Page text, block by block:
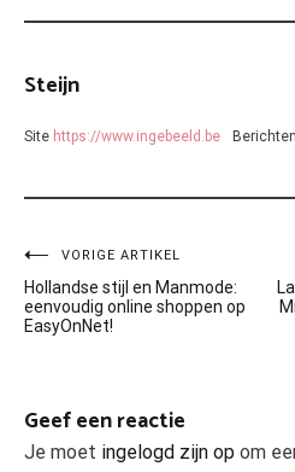
Steijn
Site https://www.ingebeeld.be
Bericht
navigatie
VORIGE ARTIKEL
Hollandse stijl en Manmode:
eenvoudig online shoppen op
EasyOnNet!
Geef een reactie
Je moet ingelogd zijn op om